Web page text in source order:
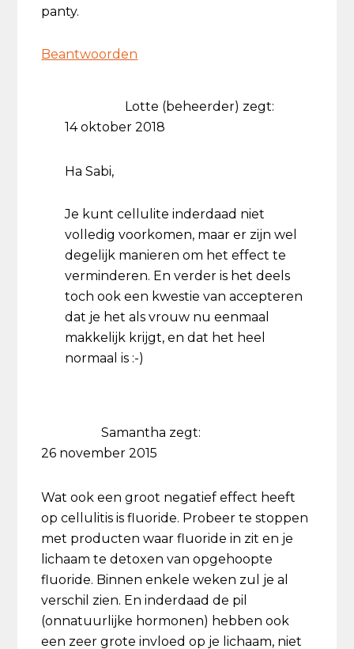
panty.
Beantwoorden
Lotte (beheerder) zegt:
14 oktober 2018
Ha Sabi,
Je kunt cellulite inderdaad niet
volledig voorkomen, maar er zijn wel
degelijk manieren om het effect te
verminderen. En verder is het deels
toch ook een kwestie van accepteren
dat je het als vrouw nu eenmaal
makkelijk krijgt, en dat het heel
normaal is :-)
Samantha zegt:
26 november 2015
Wat ook een groot negatief effect heeft
op cellulitis is fluoride. Probeer te stoppen
met producten waar fluoride in zit en je
lichaam te detoxen van opgehoopte
fluoride. Binnen enkele weken zul je al
verschil zien. En inderdaad de pil
(onnatuurlijke hormonen) hebben ook
een zeer grote invloed op je lichaam, niet